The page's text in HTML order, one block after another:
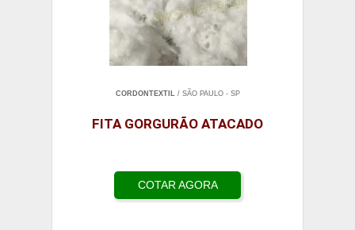
CORDONTEXTIL/ SÃO PAULO - SP
FITA GORGURÃO ATACADO
COTAR AGORA